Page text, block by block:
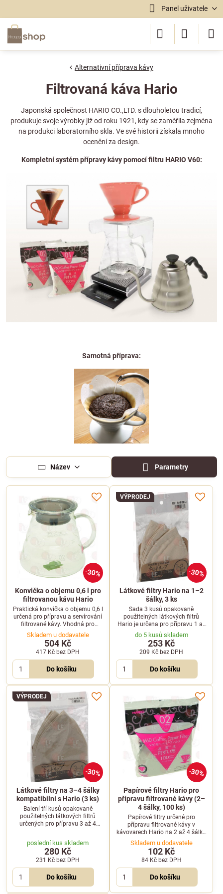
Panel uživatele
Alternativní příprava kávy
Filtrovaná káva Hario
Japonská společnost HARIO CO.,LTD. s dlouholetou tradicí,
produkuje svoje výrobky již od roku 1921, kdy se zaměřila zejména
na produkci laboratorního skla. Ve své historii získala mnoho
ocenění za design.
Kompletní systém přípravy kávy pomocí filtru HARIO V60:
Samotná příprava:
Název Parametry
30%
Konvička o objemu 0,6 l pro
filtrovanou kávu Hario
Praktická konvička o objemu 0,6 l
určená pro přípravu a servírování
filtrované kávy. Vhodná pro
alternativní metody přípravy z
řady Hario.
Skladem u dodavatele
504 Kč
417 Kč bez DPH
Do košíku
30%
VÝPRODEJ
Látkové filtry Hario na 1–2
šálky, 3 ks
Sada 3 kusů opakovaně
použitelných látkových filtrů
Hario je určena pro přípravu 1 až
2 šálků lahodné filtrované kávy.
do 5 kusů skladem
253 Kč
209 Kč bez DPH
Do košíku
30%
VÝPRODEJ
Látkové filtry na 3–4 šálky
kompatibilní s Hario (3 ks)
Balení tří kusů opakovaně
použitelných látkových filtrů
určených pro přípravu 3 až 4
kávy v příslušenství Hario.
poslední kus skladem
280 Kč
231 Kč bez DPH
Do košíku
30%
Papírové filtry Hario pro
přípravu filtrované kávy (2–
4 šálky, 100 ks)
Papírové filtry určené pro
přípravu filtrované kávy v
kávovarech Hario na 2 až 4 šálky.
Balení obsahuje 100 kusů
kvalitních papírových filtrů pro
čistou chuť vašeho šálku.
Skladem u dodavatele
102 Kč
84 Kč bez DPH
Do košíku